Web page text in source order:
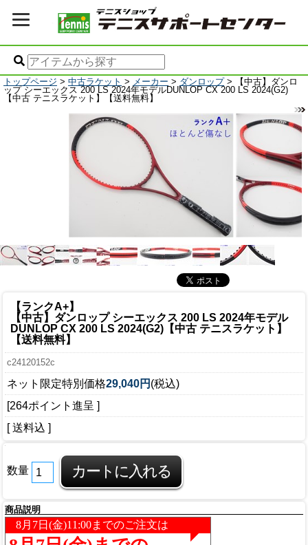
トップページ > 中古ラケット > メーカー > ダンロップ> 【中古】ダンロ
ップ シーエックス 200 LS 2024年モデルDUNLOP CX 200 LS 2024(G2)
【中古 テニスラケット】【送料無料】
【ランクA+】
【中古】ダンロップ シーエックス 200 LS 2024年モデル
DUNLOP CX 200 LS 2024(G2)【中古 テニスラケット】
【送料無料】
c24120152c
ネット限定特別価格29,040円 (税込)
[264ポイント進呈 ]
[ 送料込 ]
数量
商品説明